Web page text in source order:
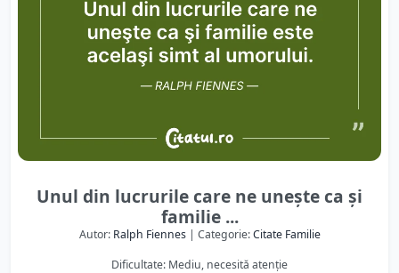
Unul din lucrurile care ne uneşte ca şi
familie ...
Autor: Ralph Fiennes| Categorie:Citate Familie
Dificultate: Mediu, necesită atenție